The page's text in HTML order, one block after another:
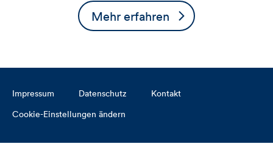
Mehr erfahren
Impressum Datenschutz
Kontakt
Cookie-Einstellungen ändern